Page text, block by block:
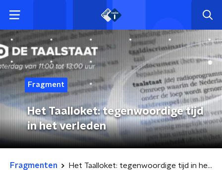
Fragment
Het Taalloket: tegenwoordige tijd
in het verleden
Fragmenten Het Taalloket: tegenwoordige tijd in het verleden